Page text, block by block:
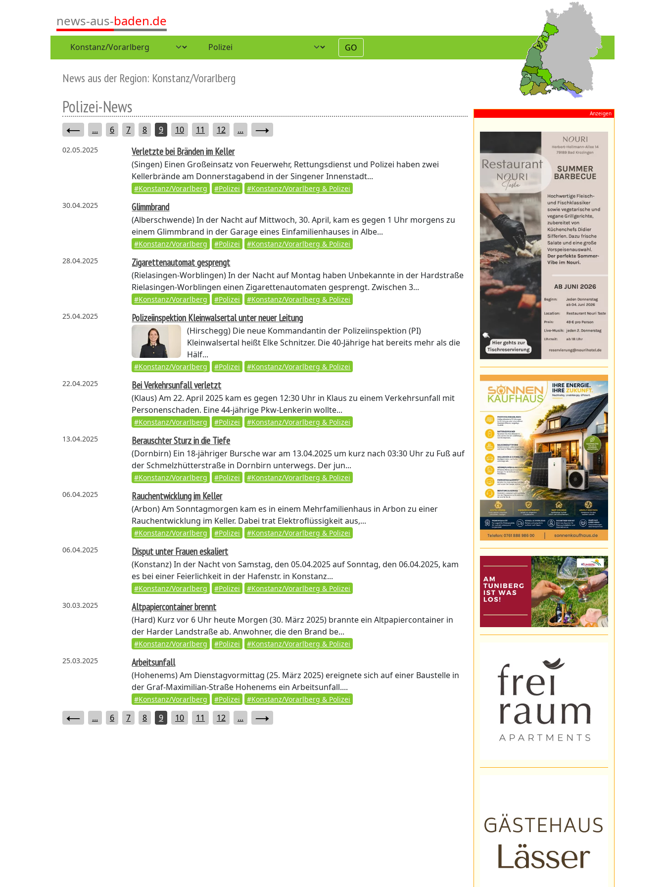
news-aus-baden.de
GO
News aus der Region: Konstanz/Vorarlberg
Polizei-News
... 6 7 8 9 10 11 12 ...
02.05.2025 Verletzte bei Bränden im Keller
(Singen) Einen Großeinsatz von Feuerwehr, Rettungsdienst und Polizei haben zwei
Kellerbrände am Donnerstagabend in der Singener Innenstadt...
#Konstanz/Vorarlberg #Polizei
#Konstanz/Vorarlberg & Polizei
30.04.2025
Glimmbrand
(Alberschwende)In der Nacht auf Mittwoch, 30. April, kam es gegen 1 Uhr morgens zu
einem Glimmbrand in der Garage eines Einfamilienhauses in Albe...
#Konstanz/Vorarlberg #Polizei
#Konstanz/Vorarlberg & Polizei
28.04.2025
Zigarettenautomat gesprengt
(Rielasingen-Worblingen)In der Nacht auf Montag haben Unbekannte in der Hardstraße
Rielasingen-Worblingen einen Zigarettenautomaten gesprengt. Zwischen 3...
#Konstanz/Vorarlberg #Polizei
#Konstanz/Vorarlberg & Polizei
25.04.2025
Polizeiinspektion Kleinwalsertal unter neuer Leitung
(Hirschegg) Die neue Kommandantin der Polizeiinspektion (PI)
Kleinwalsertal heißt Elke Schnitzer. Die 40-Jährige hat bereits mehr als die
Hälf...
#Konstanz/Vorarlberg #Polizei
#Konstanz/Vorarlberg & Polizei
22.04.2025
Bei Verkehrsunfall verletzt
(Klaus)Am 22. April 2025 kam es gegen 12:30 Uhr in Klaus zu einem Verkehrsunfall mit
Personenschaden. Eine 44-jährige Pkw-Lenkerin wollte...
#Konstanz/Vorarlberg #Polizei
#Konstanz/Vorarlberg & Polizei
13.04.2025
Berauschter Sturz in die Tiefe
(Dornbirn) Ein 18-jähriger Bursche war am 13.04.2025 um kurz nach 03:30 Uhr zu Fuß auf
der Schmelzhütterstraße in Dornbirn unterwegs. Der jun...
#Konstanz/Vorarlberg #Polizei
#Konstanz/Vorarlberg & Polizei
06.04.2025
Rauchentwicklung im Keller
(Arbon)Am Sonntagmorgen kam es in einem Mehrfamilienhaus in Arbon zu einer
Rauchentwicklung im Keller. Dabei trat Elektroflüssigkeit aus,...
#Konstanz/Vorarlberg #Polizei
#Konstanz/Vorarlberg & Polizei
06.04.2025
Disput unter Frauen eskaliert
(Konstanz)In der Nacht von Samstag, den 05.04.2025 auf Sonntag, den 06.04.2025, kam
es bei einer Feierlichkeit in der Hafenstr. in Konstanz...
#Konstanz/Vorarlberg #Polizei
#Konstanz/Vorarlberg & Polizei
30.03.2025
Altpapiercontainer brennt
(Hard) Kurz vor 6 Uhr heute Morgen (30. März 2025) brannte ein Altpapiercontainer in
der Harder Landstraße ab. Anwohner, die den Brand be...
#Konstanz/Vorarlberg #Polizei
#Konstanz/Vorarlberg & Polizei
25.03.2025
Arbeitsunfall
(Hohenems)Am Dienstagvormittag (25. März 2025) ereignete sich auf einer Baustelle in
der Graf-Maximilian-Straße Hohenems ein Arbeitsunfall....
#Konstanz/Vorarlberg #Polizei #Konstanz/Vorarlberg & Polizei
... 6 7 8 9 10 11 12 ...
Anzeigen